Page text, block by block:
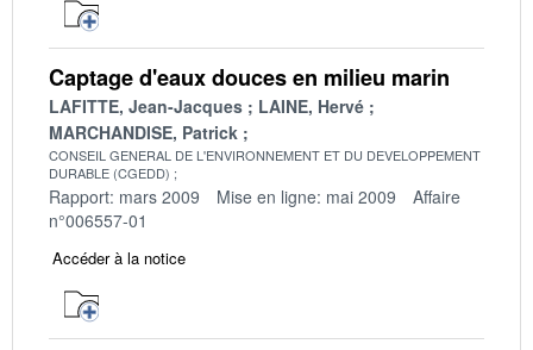
Captage d'eaux douces en milieu marin
LAFITTE, Jean-Jacques
LAINE, Hervé
MARCHANDISE, Patrick
CONSEIL GENERAL DE L'ENVIRONNEMENT ET DU DEVELOPPEMENT
DURABLE (CGEDD)
Rapport: mars 2009 Mise en ligne: mai 2009
Affaire
n°006557-01
Accéder à la notice